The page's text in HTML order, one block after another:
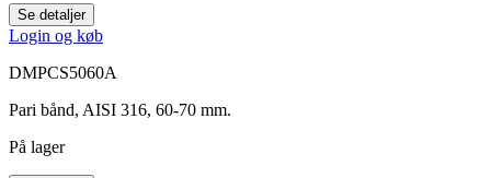
Se detaljer
Login og køb
DMPCS5060A
Pari bånd, AISI 316, 60-70 mm.
På lager